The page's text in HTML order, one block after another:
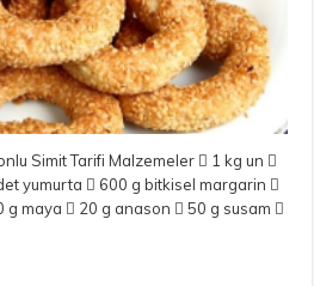
Simit Tarifi Malzemeler  1 kg un 
yumurta  600 g bitkisel margarin 
g maya  20 g anason  50 g susam 